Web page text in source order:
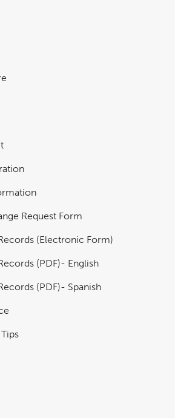
Request Form
(Electronic Form)
(PDF)- English
(PDF)- Spanish